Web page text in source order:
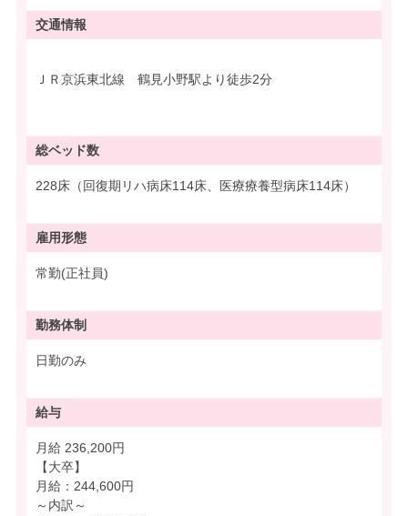
交通情報
ＪＲ京浜東北線 鶴見小野駅より徒歩2分
総ベッド数
228床（回復期リハ病床114床、医療療養型病床114床）
雇用形態
常勤(正社員)
勤務体制
日勤のみ
給与
月給 236,200円
【大卒】
月給：244,600円
～内訳～